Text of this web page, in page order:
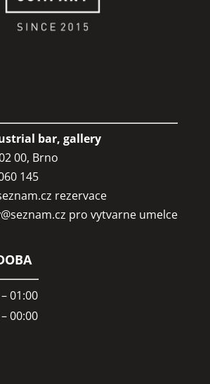
bar, gallery
00, Brno
145
rezervace
pro vytvarne umelce
01:00
00:00